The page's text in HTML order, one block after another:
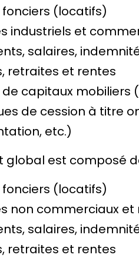
fonciers (locatifs)
industriels et
salaires,
retraites et rentes
de capitaux mobiliers
de cession à titre
etc.)
global est composé
fonciers (locatifs)
non commerciaux et
salaires,
retraites et rentes